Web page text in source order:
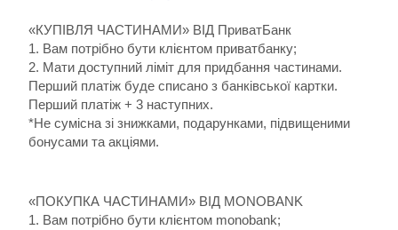
«КУПІВЛЯ ЧАСТИНАМИ» ВІД ПриватБанк
1. Вам потрібно бути клієнтом приватбанку;
2. Мати доступний ліміт для придбання частинами.
Перший платіж буде списано з банківської картки.
Перший платіж + 3 наступних.
*Не сумісна зі знижками, подарунками, підвищеними
бонусами та акціями.
«ПОКУПКА ЧАСТИНАМИ» ВІД MONOBANK
1. Вам потрібно бути клієнтом monobank;